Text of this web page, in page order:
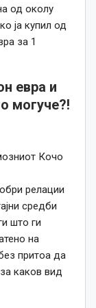
од околу
ја купил од
за 1
евра и
могуче?!
Кочо
релации
средби
што ги
на
притоа да
каков вид